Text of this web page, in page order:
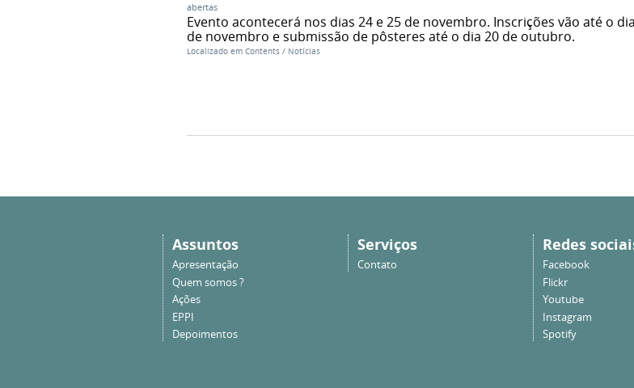
abertas
Evento acontecerá nos dias 24 e 25 de novembro. Inscrições vão até o
de novembro e submissão de pôsteres até o dia 20 de outubro.
Localizado em Contents / Notícias
Assuntos
Apresentação
Quem somos ?
Ações
EPPI
Depoimentos
Serviços
Contato
Redes
Facebook
Flickr
Youtube
Instagram
Spotify